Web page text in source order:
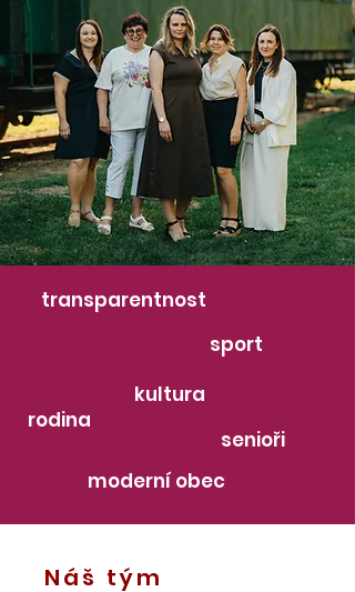
transparentnost
sport
kultura
rodina
senioři
moderní obec
Náš tým